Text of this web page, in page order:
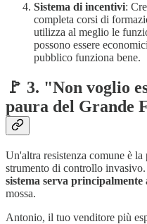
Sistema di incentivi:
completa corsi di
utilizza al meglio le
possono essere
pubblico funziona bene.
🚩 3. "Non voglio
paura del Grande
Un'altra resistenza comune è
strumento di controllo invasivo.
sistema serva
mossa.
Antonio, il tuo venditore più